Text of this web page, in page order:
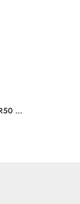
KZL-DC24242 NISSAN GTR-R50 1:24 ISIK. SES 32